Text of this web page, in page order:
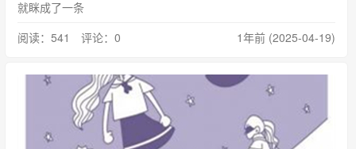
就眯成了一条
阅读：541 评论：0
1年前 (2025-04-19)